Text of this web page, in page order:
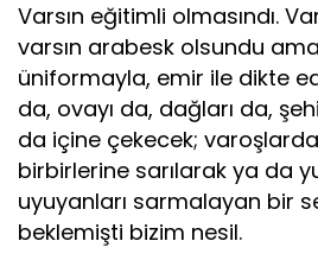
Varsın eğitimli olmasındı.
varsın arabesk olsundu
üniformayla, emir ile dikte
da, ovayı da, dağları da,
da içine çekecek;
birbirlerine sarılarak ya da
uyuyanları sarmalayan bir
beklemişti bizim nesil.